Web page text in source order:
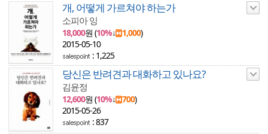
개, 어떻게 가르쳐야 하는가
소피아 잉
18,000원 (10%↓ 1,000)
2015-05-10
: 1,225
당신은 반려견과 대화하고 있나요?
김윤정
12,600원 (10%↓ 700)
2015-05-26
: 837